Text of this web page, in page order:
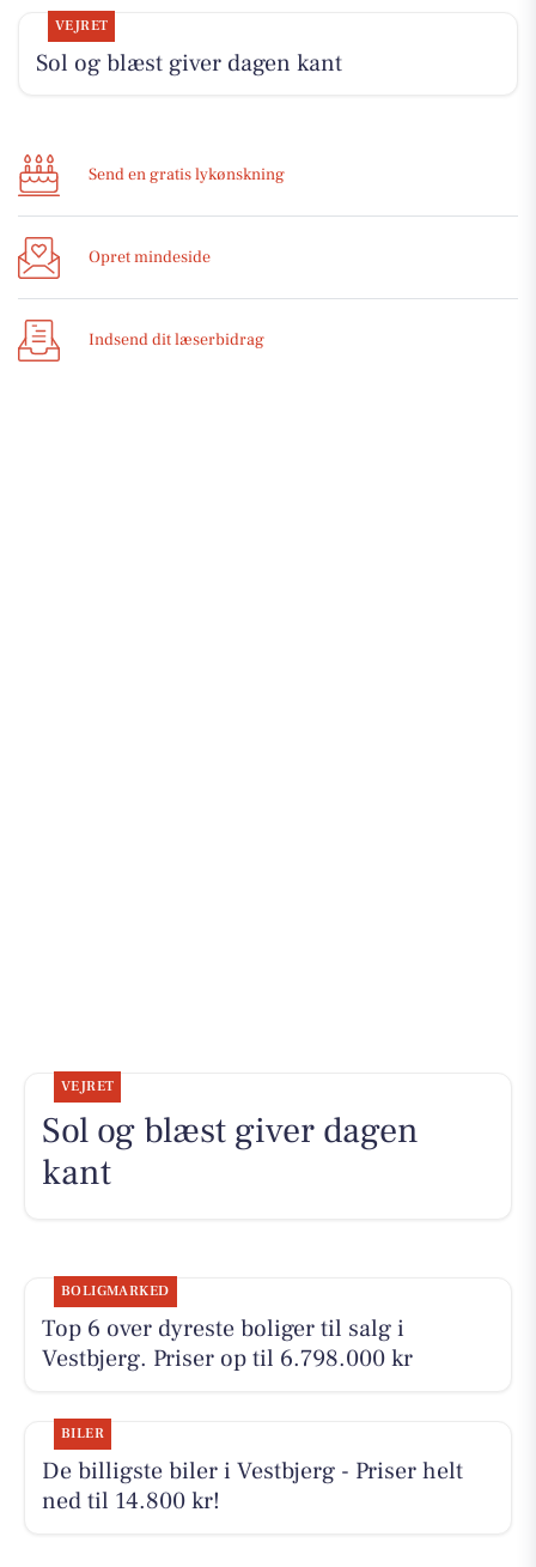
VEJRET
Sol og blæst giver dagen kant
Send en gratis lykønskning
Opret mindeside
Indsend dit læserbidrag
VEJRET
Sol og blæst giver dagen
kant
BOLIGMARKED
Top 6 over dyreste boliger til salg i
Vestbjerg. Priser op til 6.798.000 kr
BILER
De billigste biler i Vestbjerg - Priser helt
ned til 14.800 kr!